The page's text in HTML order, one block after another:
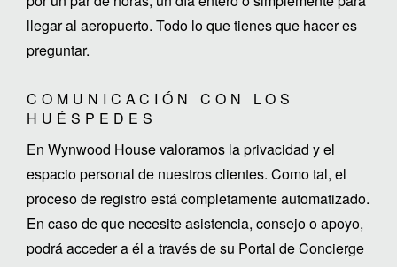
llegar al aeropuerto. Todo lo que tienes que hacer es
preguntar.
COMUNICACIÓN CON LOS
HUÉSPEDES
En Wynwood House valoramos la privacidad y el
espacio personal de nuestros clientes. Como tal, el
proceso de registro está completamente automatizado.
En caso de que necesite asistencia, consejo o apoyo,
podrá acceder a él a través de su Portal de Concierge